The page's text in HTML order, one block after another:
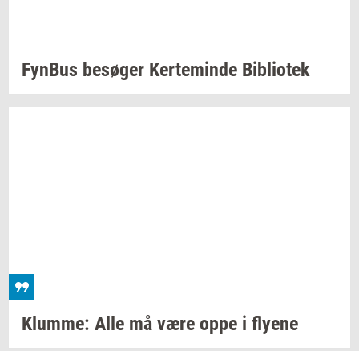
Fyn­Bus be­sø­ger Ker­te­min­de Bi­bli­o­tek
Klum­me: Alle må være oppe i fly­e­ne